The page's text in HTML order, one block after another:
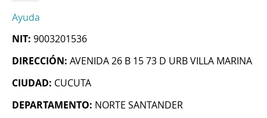
Ayuda
NIT: 9003201536
DIRECCIÓN: AVENIDA 26 B 15 73 D URB VILLA MARINA
CIUDAD: CUCUTA
DEPARTAMENTO: NORTE SANTANDER